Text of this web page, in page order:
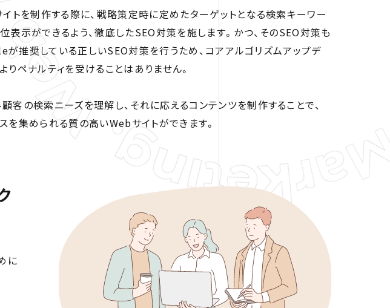
トを制作する際に、戦略策定時に定めたターゲットとなる検索キーワー
表示ができるよう、徹底したSEO対策を施します。かつ、そのSEO対策も
推奨している正しいSEO対策を行うため、コアアルゴリズムアップデ
りペナルティを受けることはありません。
客の検索ニーズを理解し、それに応えるコンテンツを制作することで、
を集められる質の高いWebサイトができます。
に